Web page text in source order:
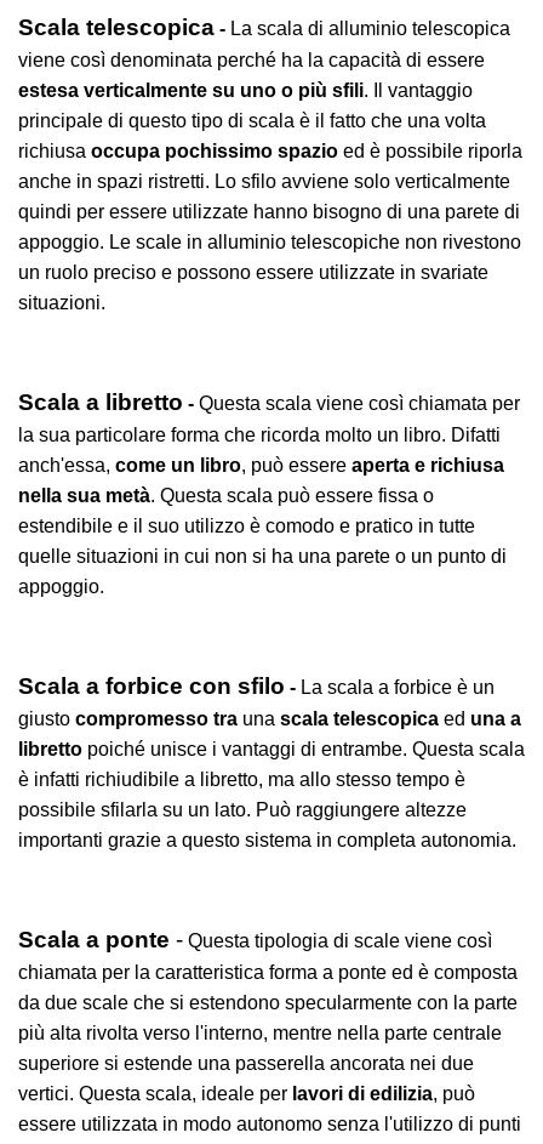
Scala telescopica - La scala di alluminio telescopica
viene così denominata perché ha la capacità di essere
estesa verticalmente su uno o più sfili. Il vantaggio
principale di questo tipo di scala è il fatto che una volta
richiusa occupa pochissimo spazio ed è possibile riporla
anche in spazi ristretti. Lo sfilo avviene solo verticalmente
quindi per essere utilizzate hanno bisogno di una parete di
appoggio. Le scale in alluminio telescopiche non rivestono
un ruolo preciso e possono essere utilizzate in svariate
situazioni.
Scala a libretto - Questa scala viene così chiamata per
la sua particolare forma che ricorda molto un libro. Difatti
anch'essa, come un libro, può essere aperta e richiusa
nella sua metà. Questa scala può essere fissa o
estendibile e il suo utilizzo è comodo e pratico in tutte
quelle situazioni in cui non si ha una parete o un punto di
appoggio.
Scala a forbice con sfilo - La scala a forbice è un
giusto compromesso tra una scala telescopica ed una a
libretto poiché unisce i vantaggi di entrambe. Questa scala
è infatti richiudibile a libretto, ma allo stesso tempo è
possibile sfilarla su un lato. Può raggiungere altezze
importanti grazie a questo sistema in completa autonomia.
Scala a ponte - Questa tipologia di scale viene così
chiamata per la caratteristica forma a ponte ed è composta
da due scale che si estendono specularmente con la parte
più alta rivolta verso l'interno, mentre nella parte centrale
superiore si estende una passerella ancorata nei due
vertici. Questa scala, ideale per lavori di edilizia, può
essere utilizzata in modo autonomo senza l'utilizzo di punti